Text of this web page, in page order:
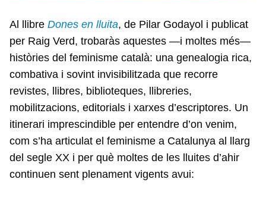
Al llibre Dones en lluita, de Pilar Godayol i publicat
per Raig Verd, trobaràs aquestes —i moltes més—
històries del feminisme català: una genealogia rica,
combativa i sovint invisibilitzada que recorre
revistes, llibres, biblioteques, llibreries,
mobilitzacions, editorials i xarxes d’escriptores. Un
itinerari imprescindible per entendre d’on venim,
com s’ha articulat el feminisme a Catalunya al llarg
del segle XX i per què moltes de les lluites d’ahir
continuen sent plenament vigents avui: